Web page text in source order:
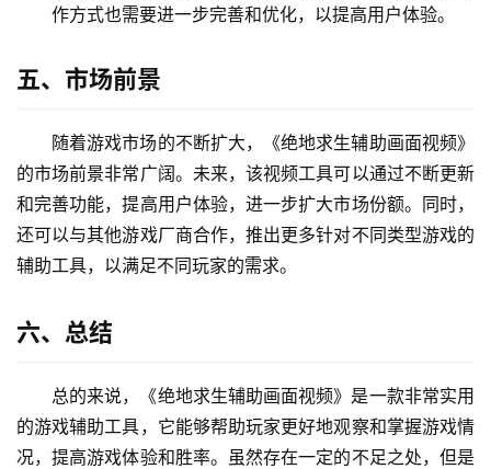
作方式也需要进一步完善和优化，以提高用户体验。
五、市场前景
随着游戏市场的不断扩大，《绝地求生辅助画面视频》
的市场前景非常广阔。未来，该视频工具可以通过不断更新
和完善功能，提高用户体验，进一步扩大市场份额。同时，
还可以与其他游戏厂商合作，推出更多针对不同类型游戏的
辅助工具，以满足不同玩家的需求。
六、总结
总的来说，《绝地求生辅助画面视频》是一款非常实用
的游戏辅助工具，它能够帮助玩家更好地观察和掌握游戏情
况，提高游戏体验和胜率。虽然存在一定的不足之处，但是